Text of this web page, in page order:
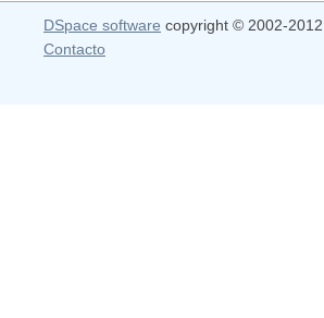
DSpace software copyright © 2002-2012
Contacto